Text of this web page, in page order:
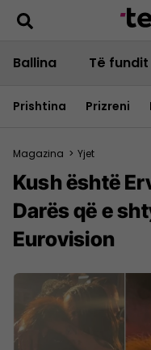
Ballina Të fundit
Prishtina Prizreni
Magazina > Yjet
Kush është
Darës që e
Eurovision